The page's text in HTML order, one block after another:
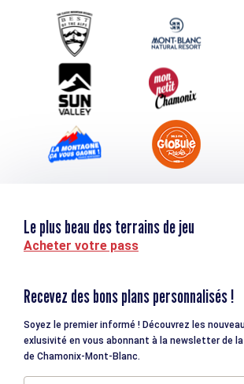
Service groupes et séminaires
Téléchargements
Tourisme et handicap
Le plus beau des terrains de jeu
Acheter votre pass
Recevez des bons plans personnalisés !
Soyez le premier informé ! Découvrez les
exlusivité en vous abonnant à la newsletter de
de Chamonix-Mont-Blanc.